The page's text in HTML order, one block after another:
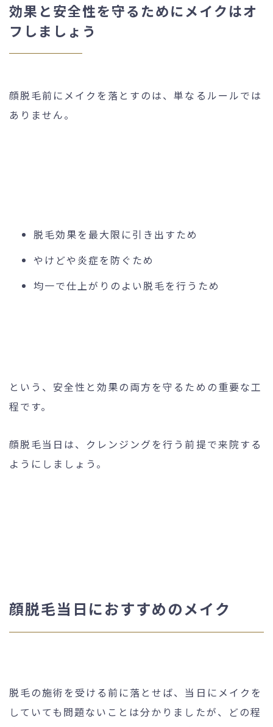
効果と安全性を守るためにメイクはオ
フしましょう
顔脱毛前にメイクを落とすのは、単なるルールでは
ありません。
脱毛効果を最大限に引き出すため
やけどや炎症を防ぐため
均一で仕上がりのよい脱毛を行うため
という、安全性と効果の両方を守るための重要な工
程です。
顔脱毛当日は、クレンジングを行う前提で来院する
ようにしましょう。
顔脱毛当日におすすめのメイク
脱毛の施術を受ける前に落とせば、当日にメイクを
していても問題ないことは分かりましたが、どの程